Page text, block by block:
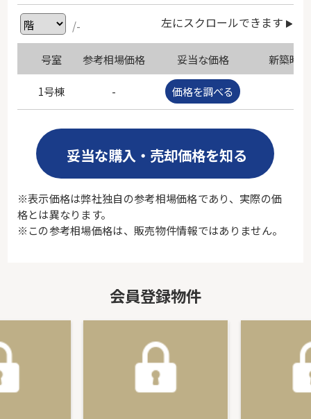
/- 左にスクロールできます
号室 参考相場価格 妥当な価格 新築時
1号棟 - 価格を調べる
妥当な購入・売却価格を知る
※表示価格は弊社独自の参考相場価格であり、実際の価
格とは異なります。
※この参考相場価格は、販売物件情報ではありません。
会員登録物件